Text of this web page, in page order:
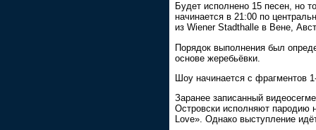
Будет исполнено 15 песен, но
начинается в 21:00 по
из Wiener Stadthalle в Вене,
Порядок выполнения был
основе жеребьёвки.
Шоу начинается с фрагментов
Заранее записанный
Островски исполняют пародию
Love». Однако выступление